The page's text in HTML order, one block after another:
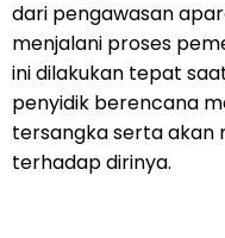
dari pengawasan
menjalani proses
ini dilakukan tepat
penyidik berencana
tersangka serta akan
terhadap dirinya.